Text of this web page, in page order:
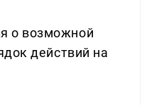
о возможной
действий на